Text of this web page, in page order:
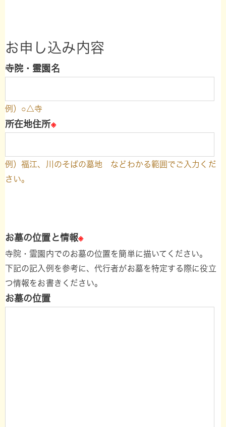
お申し込み内容
寺院・霊園名
例）○△寺
所在地住所※
例）福江、川のそばの墓地 などわかる範囲でご入力くだ
さい。
お墓の位置と情報※
寺院・霊園内でのお墓の位置を簡単に描いてください。
下記の記入例を参考に、代行者がお墓を特定する際に役立
つ情報をお書きください。
お墓の位置